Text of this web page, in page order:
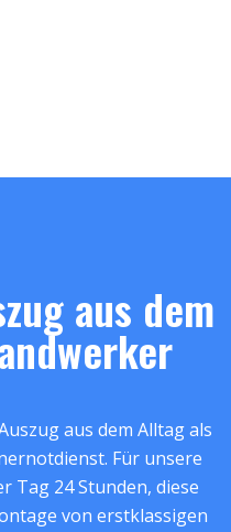
aus dem
aus dem Alltag als
Für unsere
Tag 24 Stunden, diese
von erstklassigen